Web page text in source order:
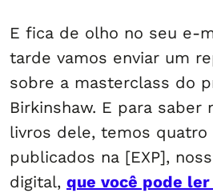
E fica de olho no seu e-
tarde vamos enviar um
sobre a masterclass do
Birkinshaw. E para saber
livros dele, temos quatro
publicados na [EXP],
digital, que você pode